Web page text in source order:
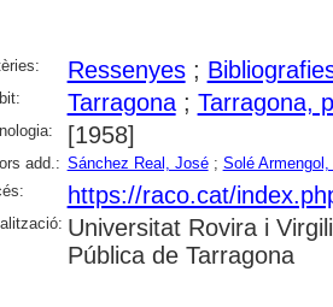
Ressenyes;
Tarragona; Tarragona,
[1958]
add.: Sánchez Real, José; Solé
https://raco.cat/
Universitat Rovira i
Pública de Tarragona